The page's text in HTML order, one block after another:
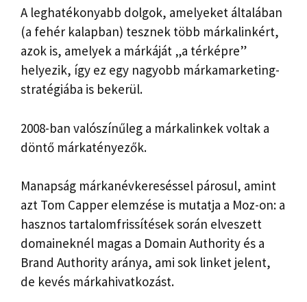
A leghatékonyabb dolgok, amelyeket általában
(a fehér kalapban) tesznek több márkalinkért,
azok is, amelyek a márkáját „a térképre”
helyezik, így ez egy nagyobb márkamarketing-
stratégiába is bekerül.
2008-ban valószínűleg a márkalinkek voltak a
döntő márkatényezők.
Manapság márkanévkereséssel párosul, amint
azt Tom Capper elemzése is mutatja a Moz-on: a
hasznos tartalomfrissítések során elveszett
domaineknél magas a Domain Authority és a
Brand Authority aránya, ami sok linket jelent,
de kevés márkahivatkozást.